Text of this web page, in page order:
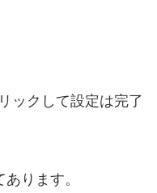
ックして設定は完了
ります。